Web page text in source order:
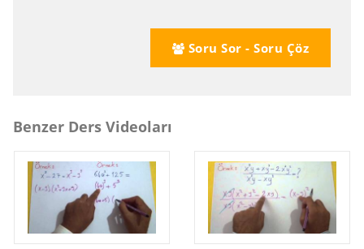
Soru Sor - Soru Çöz
Benzer Ders Videoları